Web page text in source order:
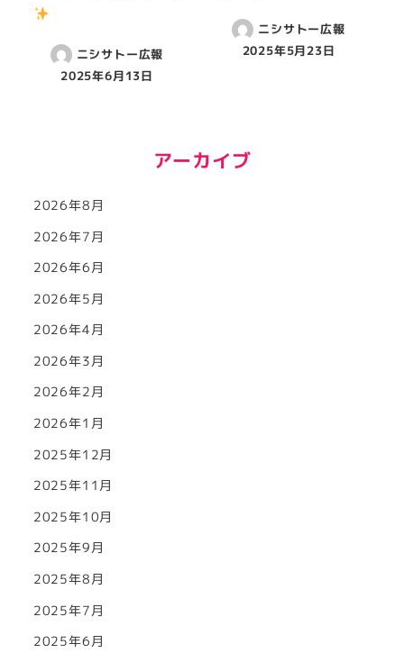
ニシサトー広報
2025年6月13日
ニシサトー広報
2025年5月23日
アーカイブ
2026年8月
2026年7月
2026年6月
2026年5月
2026年4月
2026年3月
2026年2月
2026年1月
2025年12月
2025年11月
2025年10月
2025年9月
2025年8月
2025年7月
2025年6月